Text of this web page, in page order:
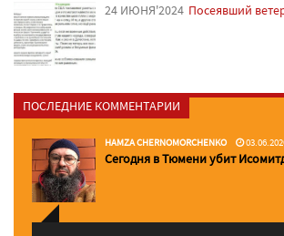
24 ИЮНЯ'2024 Посеявший
ПОСЛЕДНИЕ КОММЕНТАРИИ
HAMZA CHERNOMORCHENKO
Сегодня в Тюмени убит